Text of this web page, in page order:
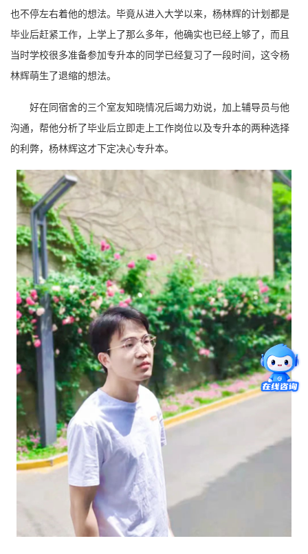
也不停左右着他的想法。毕竟从进入大学以来，杨林辉的计划都是
毕业后赶紧工作，上学上了那么多年，他确实也已经上够了，而且
当时学校很多准备参加专升本的同学已经复习了一段时间，这令杨
林辉萌生了退缩的想法。
好在同宿舍的三个室友知晓情况后竭力劝说，加上辅导员与他
沟通，帮他分析了毕业后立即走上工作岗位以及专升本的两种选择
的利弊，杨林辉这才下定决心专升本。